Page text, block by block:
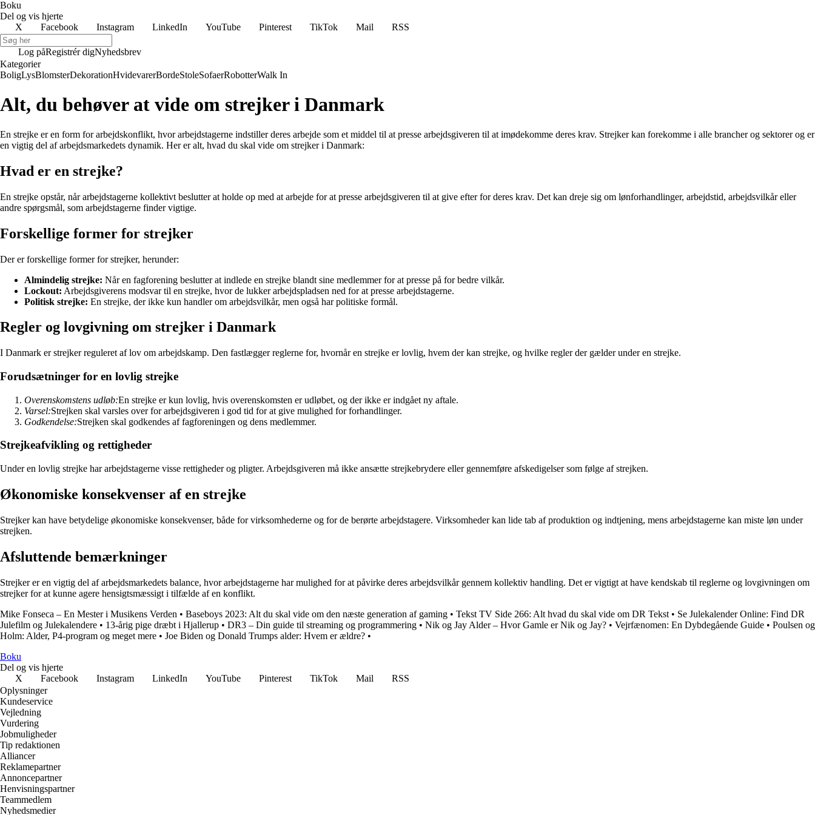
Boku
Del og vis hjerte
X
Facebook Instagram LinkedIn YouTube Pinterest TikTok Mail RSS
Log påRegistrér digNyhedsbrev
Kategorier
BoligLysBlomsterDekorationHvidevarerBordeStoleSofaerRobotterWalk In
Alt, du behøver at vide om strejker i Danmark
En strejke er en form for arbejdskonflikt, hvor arbejdstagerne indstiller deres arbejde som et middel til at presse arbejdsgiveren til at imødekomme deres krav. Strejker kan forekomme i alle brancher og sektorer og er
en vigtig del af arbejdsmarkedets dynamik. Her er alt, hvad du skal vide om strejker i Danmark:
Hvad er en strejke?
En strejke opstår, når arbejdstagerne kollektivt beslutter at holde op med at arbejde for at presse arbejdsgiveren til at give efter for deres krav. Det kan dreje sig om lønforhandlinger, arbejdstid, arbejdsvilkår eller
andre spørgsmål, som arbejdstagerne finder vigtige.
Forskellige former for strejker
Der er forskellige former for strejker, herunder:
Almindelig strejke: Når en fagforening beslutter at indlede en strejke blandt sine medlemmer for at presse på for bedre vilkår.
Lockout: Arbejdsgiverens modsvar til en strejke, hvor de lukker arbejdspladsen ned for at presse arbejdstagerne.
Politisk strejke: En strejke, der ikke kun handler om arbejdsvilkår, men også har politiske formål.
Regler og lovgivning om strejker i Danmark
I Danmark er strejker reguleret af lov om arbejdskamp. Den fastlægger reglerne for, hvornår en strejke er lovlig, hvem der kan strejke, og hvilke regler der gælder under en strejke.
Forudsætninger for en lovlig strejke
Overenskomstens udløb:En strejke er kun lovlig, hvis overenskomsten er udløbet, og der ikke er indgået ny aftale.
Varsel:Strejken skal varsles over for arbejdsgiveren i god tid for at give mulighed for forhandlinger.
Godkendelse:Strejken skal godkendes af fagforeningen og dens medlemmer.
Strejkeafvikling og rettigheder
Under en lovlig strejke har arbejdstagerne visse rettigheder og pligter. Arbejdsgiveren må ikke ansætte strejkebrydere eller gennemføre afskedigelser som følge af strejken.
Økonomiske konsekvenser af en strejke
Strejker kan have betydelige økonomiske konsekvenser, både for virksomhederne og for de berørte arbejdstagere. Virksomheder kan lide tab af produktion og indtjening, mens arbejdstagerne kan miste løn under
strejken.
Afsluttende bemærkninger
Strejker er en vigtig del af arbejdsmarkedets balance, hvor arbejdstagerne har mulighed for at påvirke deres arbejdsvilkår gennem kollektiv handling. Det er vigtigt at have kendskab til reglerne og lovgivningen om
strejker for at kunne agere hensigtsmæssigt i tilfælde af en konflikt.
Mike Fonseca – En Mester i Musikens Verden • Baseboys 2023: Alt du skal vide om den næste generation af gaming • Tekst TV Side 266: Alt hvad du skal vide om DR Tekst • Se Julekalender Online: Find DR
Julefilm og Julekalendere • 13-årig pige dræbt i Hjallerup • DR3 – Din guide til streaming og programmering • Nik og Jay Alder – Hvor Gamle er Nik og Jay? • Vejrfænomen: En Dybdegående Guide • Poulsen og
Holm: Alder, P4-program og meget mere • Joe Biden og Donald Trumps alder: Hvem er ældre? •
Boku
Del og vis hjerte
X
Facebook Instagram LinkedIn YouTube Pinterest TikTok Mail
RSS
Oplysninger
Kundeservice
Vejledning
Vurdering
Jobmuligheder
Tip redaktionen
Alliancer
Reklamepartner
Annoncepartner
Henvisningspartner
Teammedlem
Nyhedsmedier